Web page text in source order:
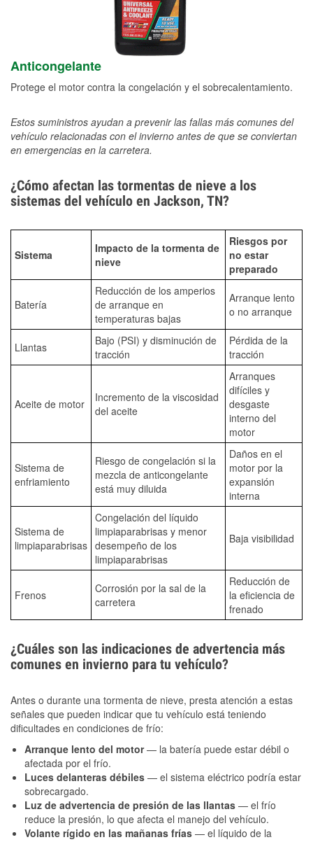
Anticongelante
Protege el motor contra la congelación y el sobrecalentamiento.
Estos suministros ayudan a prevenir las fallas más comunes del
vehículo relacionadas con el invierno antes de que se conviertan
en emergencias en la carretera.
¿Cómo afectan las tormentas de nieve a los
sistemas del vehículo en Jackson, TN?
Sistema
Impacto de la tormenta de
nieve
Riesgos por
no estar
preparado
Batería
Reducción de los amperios
de arranque en
temperaturas bajas
Arranque lento
o no arranque
Llantas
Bajo (PSI) y disminución de
tracción
Pérdida de la
tracción
Aceite de motor
Incremento de la viscosidad
del aceite
Arranques
difíciles y
desgaste
interno del
motor
Sistema de
enfriamiento
Riesgo de congelación si la
mezcla de anticongelante
está muy diluida
Daños en el
motor por la
expansión
interna
Sistema de
limpiaparabrisas
Congelación del líquido
limpiaparabrisas y menor
desempeño de los
limpiaparabrisas
Baja visibilidad
Frenos
Corrosión por la sal de la
carretera
Reducción de
la eficiencia de
frenado
¿Cuáles son las indicaciones de advertencia más
comunes en invierno para tu vehículo?
Antes o durante una tormenta de nieve, presta atención a estas
señales que pueden indicar que tu vehículo está teniendo
dificultades en condiciones de frío:
Arranque lento del motor— la batería puede estar débil o
afectada por el frío.
Luces delanteras débiles — el sistema eléctrico podría estar
sobrecargado.
Luz de advertencia de presión de las llantas — el frío
reduce la presión, lo que afecta el manejo del vehículo.
Volante rígido en las mañanas frías — el líquido de la